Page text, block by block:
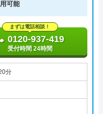
可能
まずは電話相談！
0120-937-419
受付時間 24時間
分